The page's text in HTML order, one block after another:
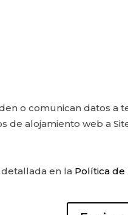
o comunican datos a
de alojamiento web a
en la Política de